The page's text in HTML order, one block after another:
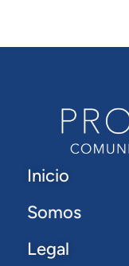
Inicio
Somos
Legal